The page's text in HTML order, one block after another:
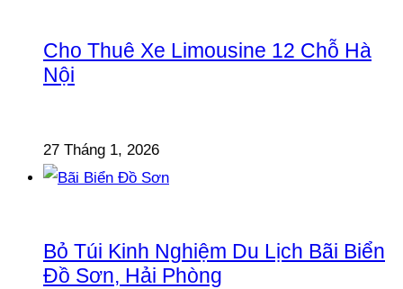
Cho Thuê Xe Limousine 12 Chỗ Hà
Nội
27 Tháng 1, 2026
Bỏ Túi Kinh Nghiệm Du Lịch Bãi Biển
Đồ Sơn, Hải Phòng